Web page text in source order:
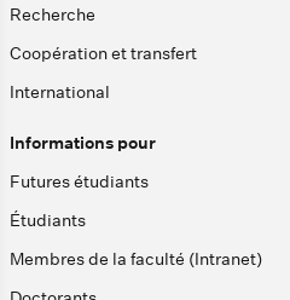
Recherche
Coopération et transfert
International
Informations pour
Futures étudiants
Étudiants
Membres de la faculté (Intranet)